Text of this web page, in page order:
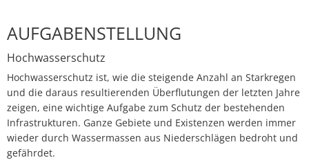
AUFGABENSTELLUNG
Hochwasserschutz
Hochwasserschutz ist, wie die steigende Anzahl an Starkregen
und die daraus resultierenden Überflutungen der letzten Jahre
zeigen, eine wichtige Aufgabe zum Schutz der bestehenden
Infrastrukturen. Ganze Gebiete und Existenzen werden immer
wieder durch Wassermassen aus Niederschlägen bedroht und
gefährdet.